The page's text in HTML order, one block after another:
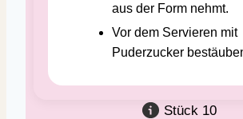
aus der Form nehmt.
Vor dem Servieren mit
Puderzucker
Stück 10